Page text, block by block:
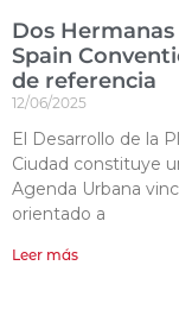
Dos
Spain
de referencia
12/06/2025
El Desarrollo de la
Ciudad constituye
Agenda Urbana
orientado a
Leer más